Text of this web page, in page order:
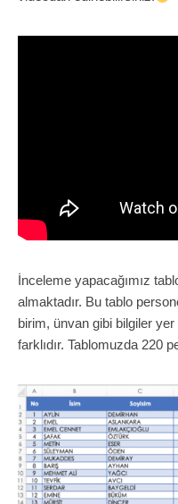
İnceleme yapacağımız
almaktadır. Bu tablo
birim, ünvan gibi bilgiler
farklıdır. Tablomuzda 220